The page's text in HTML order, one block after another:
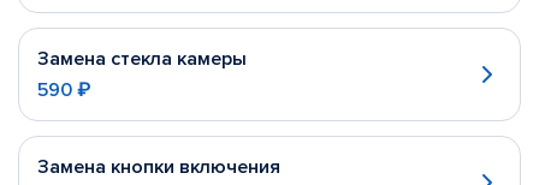
Замена стекла камеры
590 ₽
Замена кнопки включения